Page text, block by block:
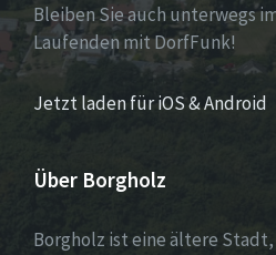
Bleiben Sie auch unterwegs
Laufenden mit DorfFunk!
Jetzt laden für iOS & Android
Über Borgholz
Borgholz ist eine ältere